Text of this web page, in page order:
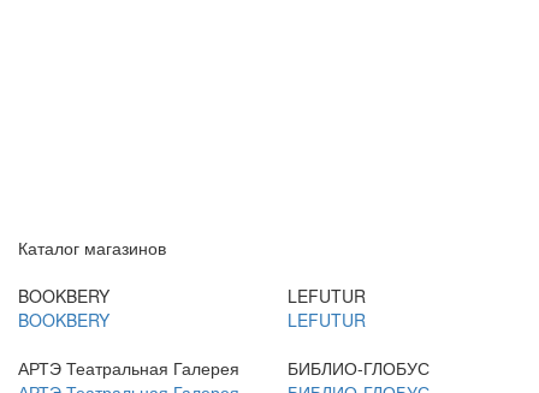
Каталог магазинов
BOOKBERY
BOOKBERY
LEFUTUR
LEFUTUR
АРТЭ Театральная Галерея
БИБЛИО-ГЛОБУС